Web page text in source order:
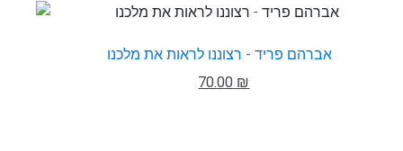
אברהם פריד - רצוננו לראות את מלכנו
70.00 ₪